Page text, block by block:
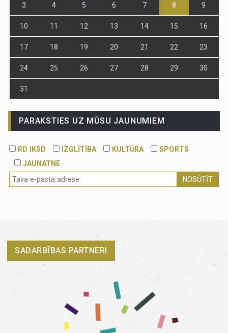
3 4 5 6 7 8 9
10 11 12 13 14 15 16
17 18 19 20 21 22 23
24 25 26 27 28 29 30
31
PARAKSTIES UZ MŪSU JAUNUMIEM
RD IKSD IZGLĪTĪBA KULTŪRA
SPORTS
JAUNATNE
NOSŪTĪT
SADARBĪBAS PARTNERI